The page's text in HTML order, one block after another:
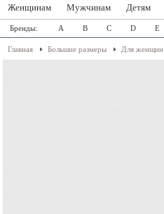
Женщинам Мужчинам Детям
Бренды: A B C D E
Главная Большие размеры Для женщин